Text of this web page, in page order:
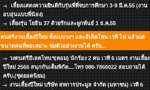
เลี้ยงแสดงความยินดีกับรุ่นพี่ที่จบการศึกษา 3-9 มี.ค.55 (งาน
อบอุ่นแบบพี่น้อง)
เลี้ยงรุ่น โยธิน 37 ด้วยรักและผูกพันธ์ 1 ธ.ค.55
ดนตรีงานเลี้ยงปีใหม่ ทั้งแบบวงฯ และอีเล็คโทน เวที ไฟ แล้วแต่
ขนาดคนที่พอเหมาะ ชมตัวอย่างงานได้ ครับ...
วงดนตรีอีเลคโทนฯ(คอม) นักร้อง 2 คน เวที 6 เมตร งานเลี้ยง
ปีใหม่ 2566 สนุกกันเต็มพิกัด....โทร 086-7866022 สอบถามได้
ครับ.(ชุดยอดนิยม)
งานเลี้ยงปีใหม่ บริษัท สหการประมูล จำกัด (มหาชน) เวที 6